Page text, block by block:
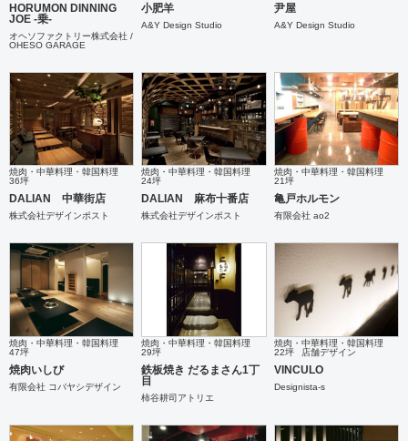
HORUMON DINNING
JOE -乗-
オヘソファクトリー株式会社 /
OHESO GARAGE
小肥羊
A&Y Design Studio
尹屋
A&Y Design Studio
焼肉・中華料理・韓国料理
36坪
DALIAN 中華街店
株式会社デザインポスト
焼肉・中華料理・韓国料理
24坪
DALIAN 麻布十番店
株式会社デザインポスト
焼肉・中華料理・韓国料理
21坪
亀戸ホルモン
有限会社 ao2
焼肉・中華料理・韓国料理
47坪
焼肉いしび
有限会社 コバヤシデザイン
焼肉・中華料理・韓国料理
29坪
鉄板焼き だるまさん1丁
目
柿谷耕司アトリエ
焼肉・中華料理・韓国料理
22坪
店舗デザイン
VINCULO
Designista-s